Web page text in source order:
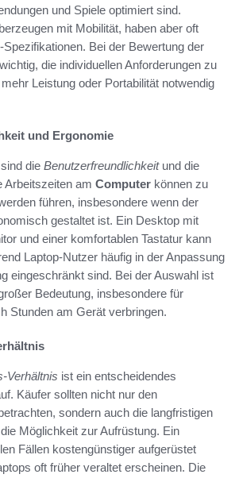
und Spiele optimiert sind.
mit Mobilität, haben aber oft
Bei der Bewertung der
die individuellen Anforderungen zu
Leistung oder Portabilität notwendig
und Ergonomie
die Benutzerfreundlichkeitund die
Arbeitszeiten am Computer können zu
führen, insbesondere wenn der
gestaltet ist. Ein Desktop mit
und einer komfortablen Tastatur kann
Laptop-Nutzer häufig in der Anpassung
eingeschränkt sind. Bei der Auswahl ist
Bedeutung, insbesondere für
Stunden am Gerät verbringen.
Verhältnis ist ein entscheidendes
Käufer sollten nicht nur den
sondern auch die langfristigen
Möglichkeit zur Aufrüstung. Ein
Fällen kostengünstiger aufgerüstet
oft früher veraltet erscheinen. Die